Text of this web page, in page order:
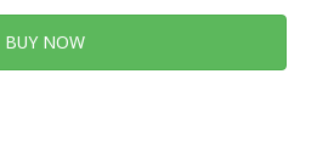
BUY NOW